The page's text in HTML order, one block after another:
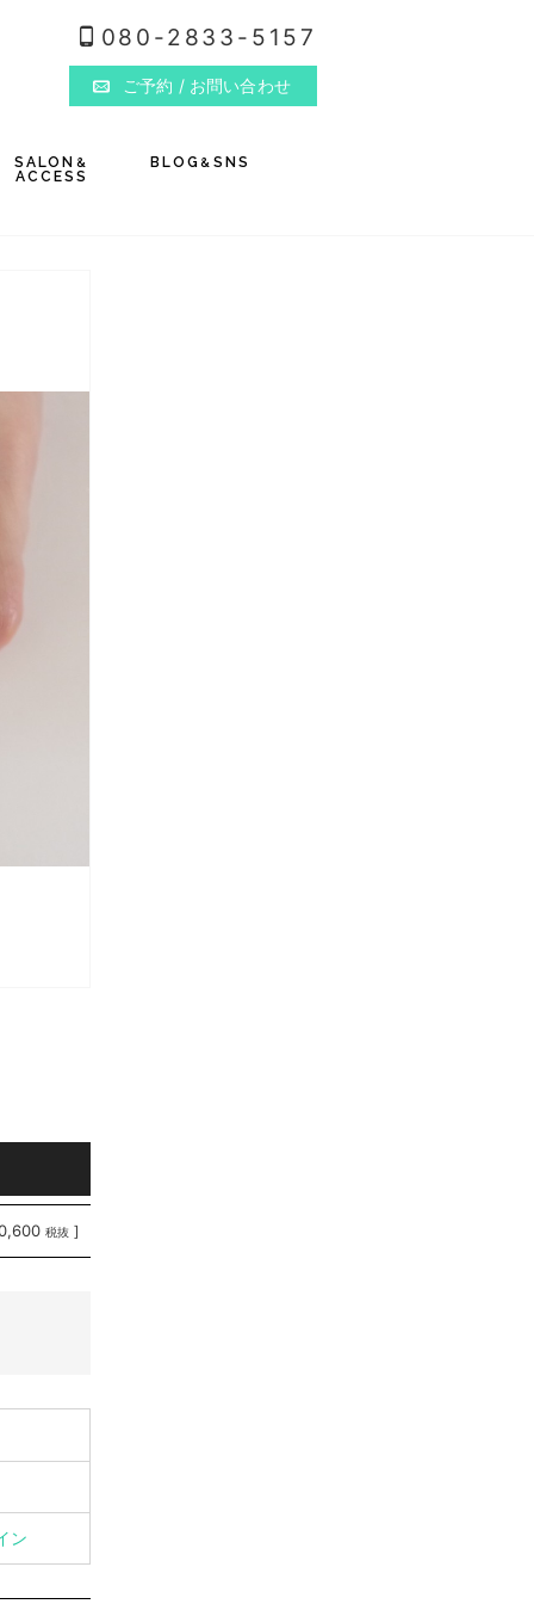
080-2833-5157
ご予約 / お問い合わせ
SALON &
ACCESS
BLOG & SNS
税抜 ]
ン